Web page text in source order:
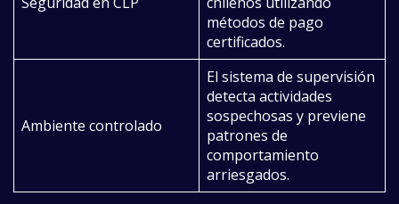
métodos de pago
certificados.
Ambiente controlado
El sistema de supervisión
detecta actividades
sospechosas y previene
patrones de
comportamiento
arriesgados.